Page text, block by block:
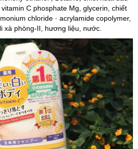
C phosphate Mg, glycerin, chiết
chloride · acrylamide copolymer,
xà phòng-II, hương liệu, nước.